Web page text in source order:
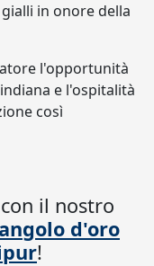
in onore della
l'opportunità
e l'ospitalità
così
il nostro
d'oro
!